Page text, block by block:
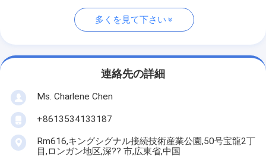
多くを見て下さい
連絡先の詳細
Ms. Charlene Chen
+8613534133187
Rm616,キングシグナル接続技術産業公園,50号宝龍2丁
目,ロンガン地区,深?? 市,広東省,中国